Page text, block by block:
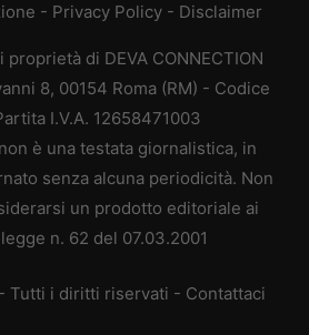
- Privacy Policy - Disclaimer
di DEVA CONNECTION
8, 00154 Roma (RM) - Codice
I.V.A. 12658471003
è una testata giornalistica, in
senza alcuna periodicità. Non
un prodotto editoriale ai
n. 62 del 07.03.2001
Tutti i diritti riservati - Contattaci